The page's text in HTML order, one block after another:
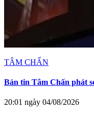
TÂM CHẤN
Bản tin Tâm Chấn phát
20:01 ngày 04/08/2026